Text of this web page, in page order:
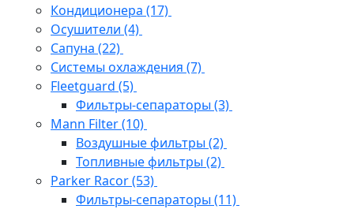
Кондиционера (17)
Осушители (4)
Сапуна (22)
Системы охлаждения (7)
Fleetguard (5)
Фильтры-сепараторы (3)
Mann Filter(10)
Воздушные фильтры (2)
Топливные фильтры (2)
Parker Racor(53)
Фильтры-сепараторы (11)